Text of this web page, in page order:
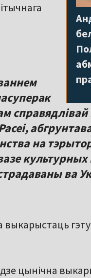
справядлівай
на
ва
цынічна